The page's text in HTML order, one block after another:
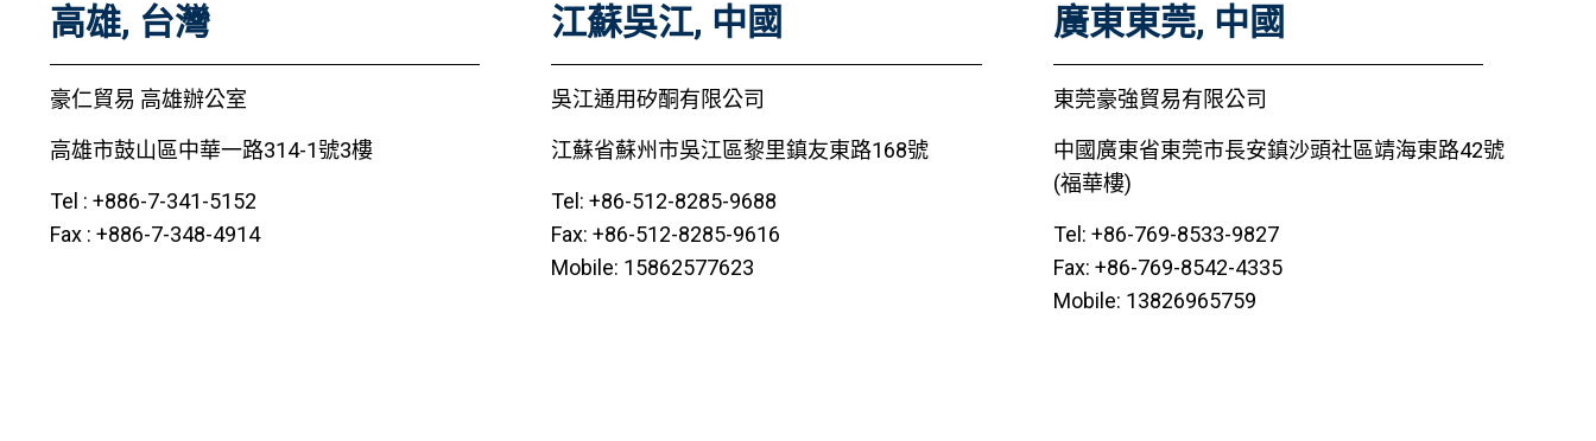
高雄, 台灣
豪仁貿易 高雄辦公室
高雄市鼓山區中華一路314-1號3樓
Tel : +886-7-341-5152
Fax : +886-7-348-4914
江蘇吳江, 中國
吳江通用矽酮有限公司
江蘇省蘇州市吳江區黎里鎮友東路168號
Tel: +86-512-8285-9688
Fax: +86-512-8285-9616
Mobile: 15862577623
廣東東莞, 中國
東莞豪強貿易有限公司
中國廣東省東莞市長安鎮沙頭社區靖海東路42號
(福華樓)
Tel: +86-769-8533-9827
Fax: +86-769-8542-4335
Mobile: 13826965759